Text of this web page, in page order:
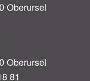
Oberursel
Oberursel
81